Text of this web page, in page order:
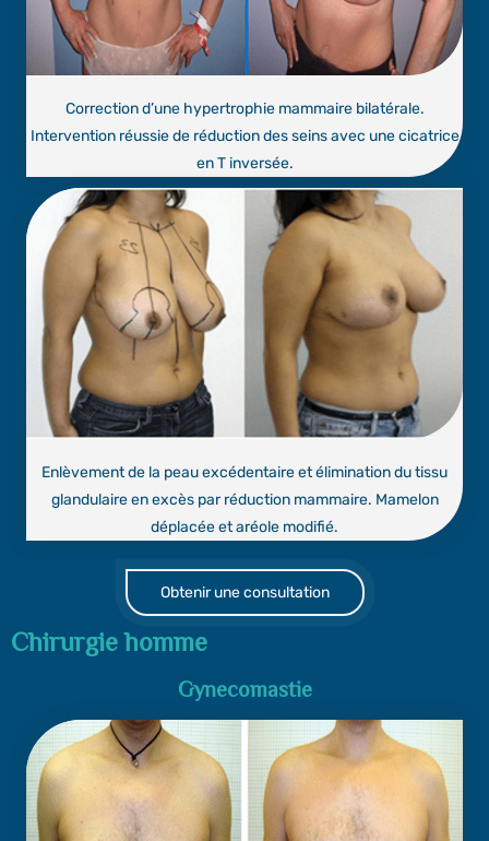
Correction d’une hypertrophie mammaire bilatérale.
Intervention réussie de réduction des seins avec une cicatrice
en T inversée.
Enlèvement de la peau excédentaire et élimination du tissu
glandulaire en excès par réduction mammaire. Mamelon
déplacée et aréole modifié.
Obtenir une consultation
Chirurgie homme
Gynecomastie